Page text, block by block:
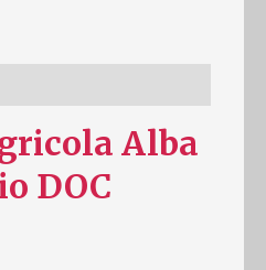
Alba
DOC